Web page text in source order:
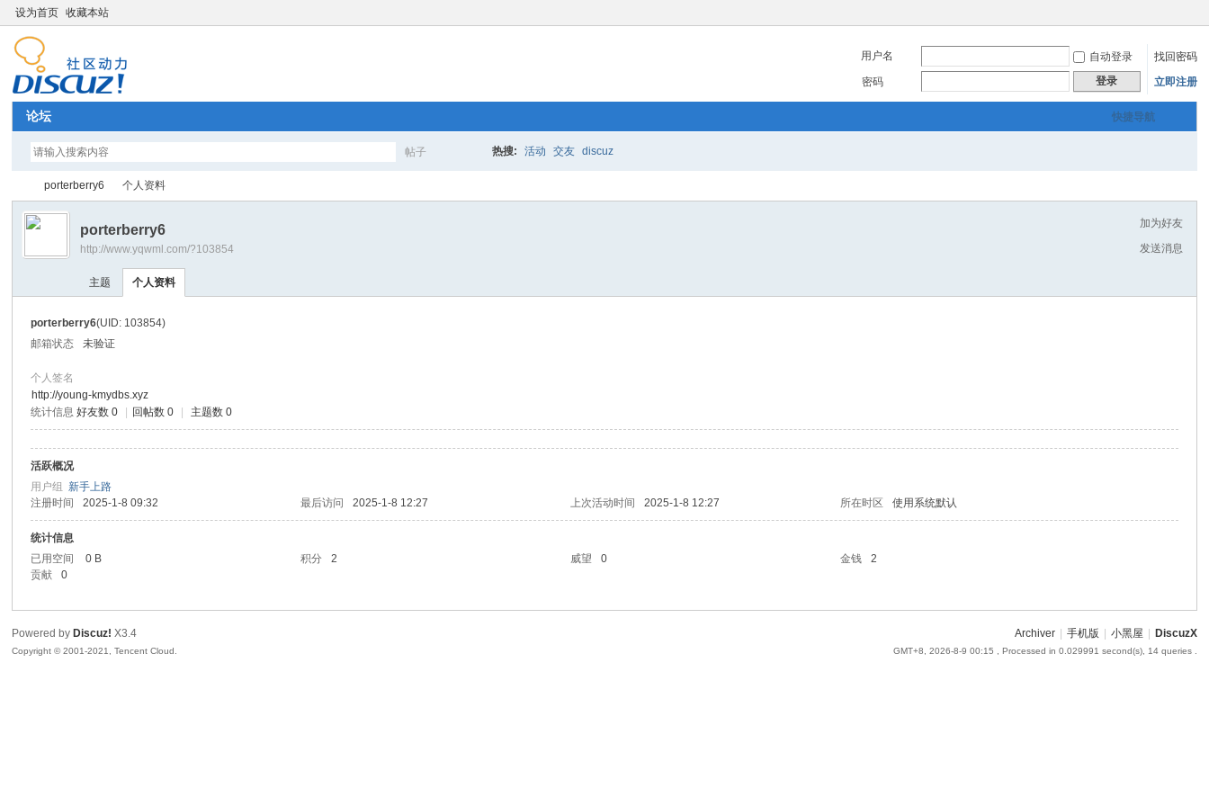
设为首页 收藏本站
用户名 自动登录
找回密码
密码
登录 立即注册
快捷导航
论坛
帖子 热搜: 活动 交友 discuz
›
porterberry6 个人资料
加为好友
发送消息
porterberry6
http://www.yqwml.com/?103854
主题 个人资料
porterberry6(UID: 103854)
邮箱状态
未验证
个人签名
http://young-kmydbs.xyz
统计信息 好友数 0 回帖数 0 主题数 0
活跃概况
用户组新手上路
注册时间
2025-1-8 09:32 最后访问 2025-1-8 12:27 上次活动时间 2025-1-8 12:27 所在时区 使用系统默认
统计信息
已用空间
0 B 积分 2 威望 0 金钱
2
贡献
0
Archiver 手机版 小黑屋 DiscuzX
GMT+8, 2026-8-9 00:15 , Processed in 0.029991 second(s), 14 queries .
Powered by Discuz! X3.4
Copyright © 2001-2021, Tencent Cloud.